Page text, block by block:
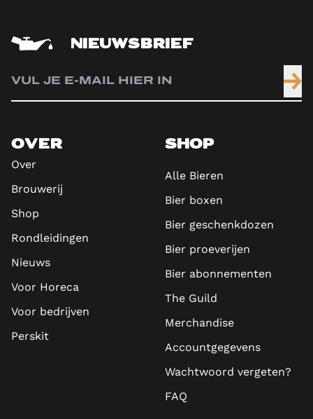
NIEUWSBRIEF
OVER
Over
Brouwerij
Shop
Rondleidingen
Nieuws
Voor Horeca
Voor bedrijven
Perskit
SHOP
Alle Bieren
Bier boxen
Bier geschenkdozen
Bier proeverijen
Bier abonnementen
The Guild
Merchandise
Accountgegevens
Wachtwoord vergeten?
FAQ